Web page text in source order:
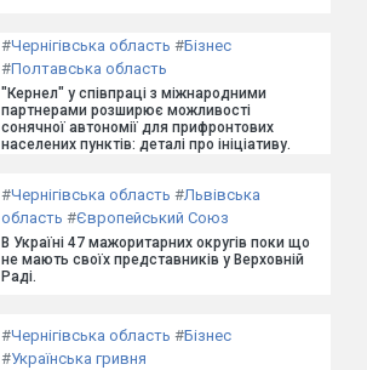
#Чернігівська область #Бізнес
#Полтавська область
"Кернел" у співпраці з міжнародними
партнерами розширює можливості
сонячної автономії для прифронтових
населених пунктів: деталі про ініціативу.
#Чернігівська область #Львівська
область #Європейський Союз
В Україні 47 мажоритарних округів поки що
не мають своїх представників у Верховній
Раді.
#Чернігівська область #Бізнес
#Українська гривня